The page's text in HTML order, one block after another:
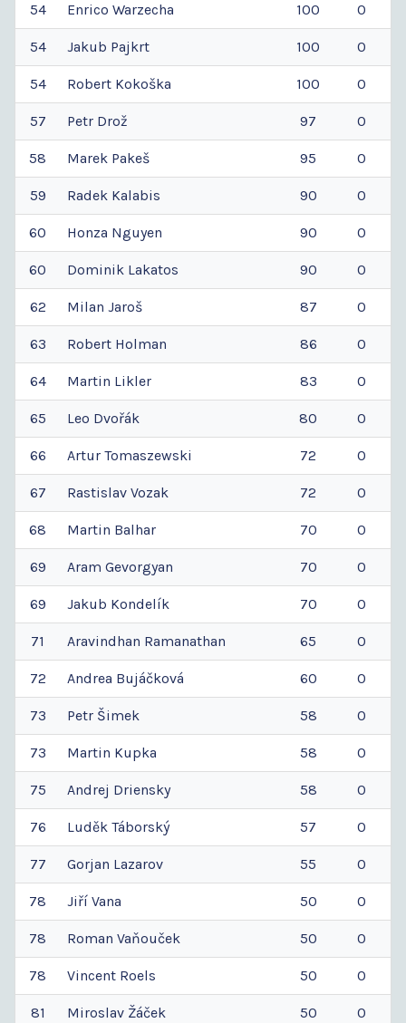
54 Enrico Warzecha 100 0
54 Jakub Pajkrt 100 0
54 Robert Kokoška 100 0
57 Petr Drož 97 0
58 Marek Pakeš 95 0
59 Radek Kalabis 90 0
60 Honza Nguyen 90 0
60 Dominik Lakatos 90 0
62 Milan Jaroš 87 0
63 Robert Holman 86 0
64 Martin Likler 83 0
65 Leo Dvořák 80 0
66 Artur Tomaszewski 72 0
67 Rastislav Vozak 72 0
68 Martin Balhar 70 0
69 Aram Gevorgyan 70 0
69 Jakub Kondelík 70 0
71 Aravindhan Ramanathan 65 0
72 Andrea Bujáčková 60 0
73 Petr Šimek 58 0
73 Martin Kupka 58 0
75 Andrej Driensky 58 0
76 Luděk Táborský 57 0
77 Gorjan Lazarov 55 0
78 Jiří Vana 50 0
78 Roman Vaňouček 50 0
78 Vincent Roels 50 0
81 Miroslav Žáček 50 0